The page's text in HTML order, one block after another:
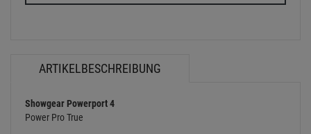
ARTIKELBESCHREIBUNG
Showgear Powerport 4
Power Pro True